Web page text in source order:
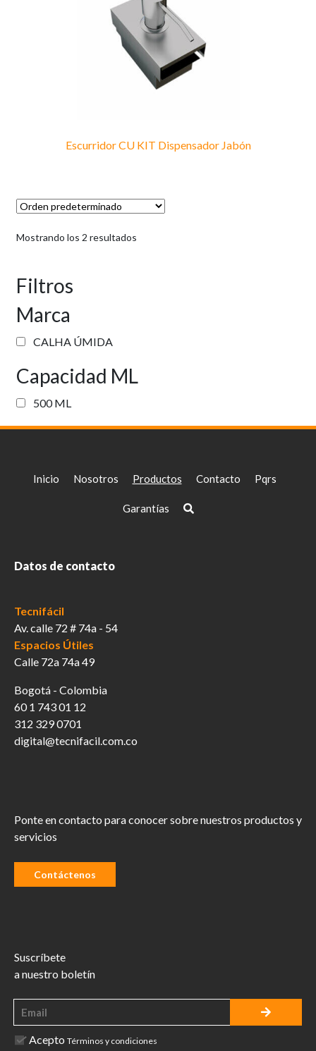
Escurridor CU KIT Dispensador Jabón
Mostrando los 2 resultados
Filtros
Marca
CALHA ÚMIDA
Capacidad ML
500 ML
Inicio Nosotros Productos Contacto Pqrs
Garantías
Datos de contacto
Tecnifácil
Av. calle 72 # 74a - 54
Espacios Útiles
Calle 72a 74a 49
Bogotá - Colombia
60 1 743 01 12
312 329 0701
digital@tecnifacil.com.co
Ponte en contacto para conocer sobre nuestros productos y
servicios
Contáctenos
Suscríbete
a nuestro boletín
Acepto Términos y condiciones